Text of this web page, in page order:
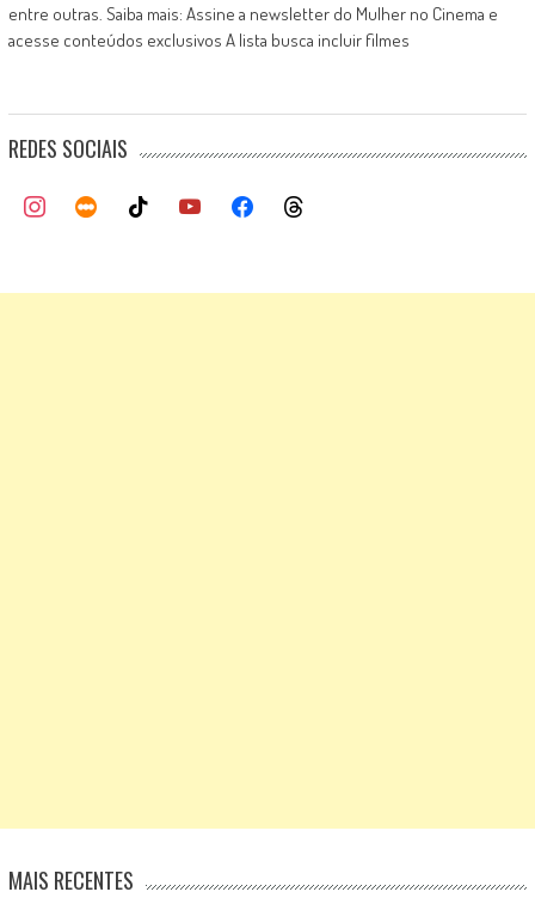
entre outras. Saiba mais: Assine a newsletter do Mulher no Cinema e
acesse conteúdos exclusivos A lista busca incluir filmes
REDES SOCIAIS
MAIS RECENTES